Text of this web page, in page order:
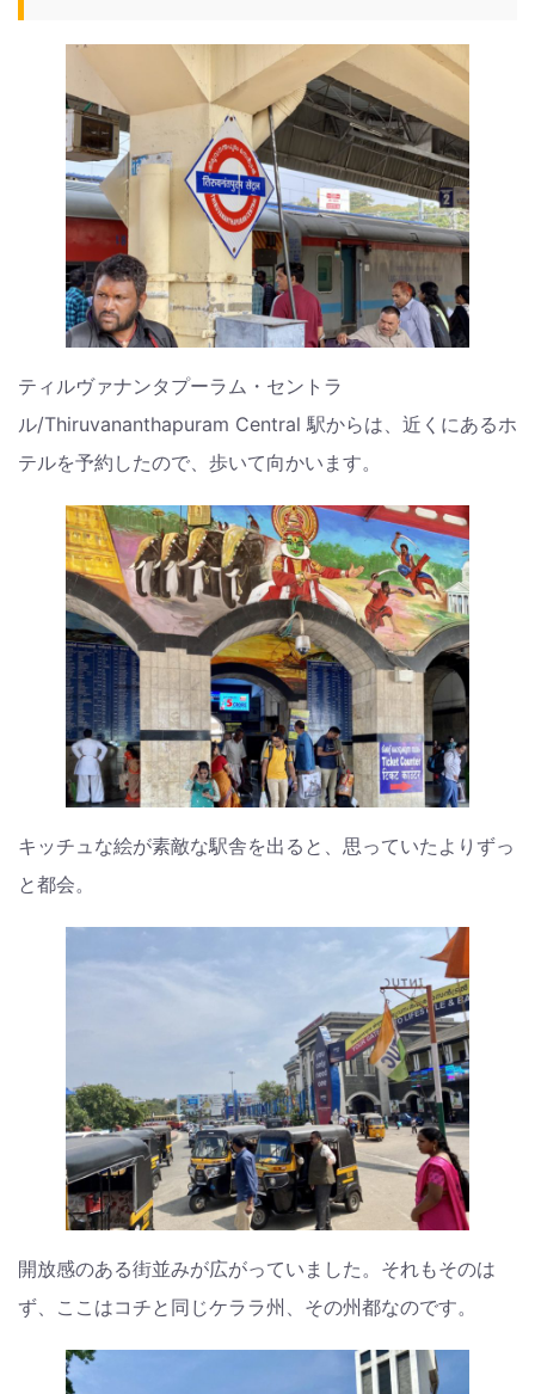
ティルヴァナンタプーラム・セントラ
ル/Thiruvananthapuram Central 駅からは、近くにあるホ
テルを予約したので、歩いて向かいます。
キッチュな絵が素敵な駅舎を出ると、思っていたよりずっ
と都会。
開放感のある街並みが広がっていました。それもそのは
ず、ここはコチと同じケララ州、その州都なのです。